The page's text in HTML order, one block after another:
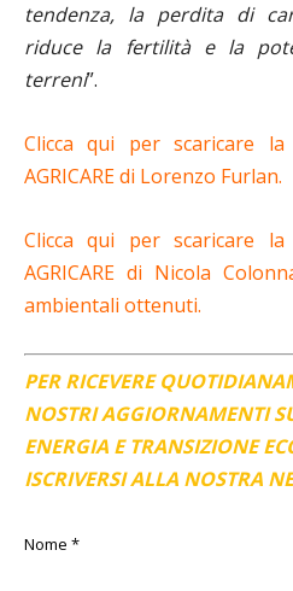
tendenza, la perdita di
riduce la fertilità e la
terreni”.
Clicca qui per scaricare
AGRICARE di Lorenzo Furlan.
Clicca qui per scaricare
AGRICARE di Nicola
ambientali ottenuti.
PER RICEVERE
NOSTRI AGGIORNAMENTI
ENERGIA E TRANSIZIONE
ISCRIVERSI ALLA NOSTRA
Nome *